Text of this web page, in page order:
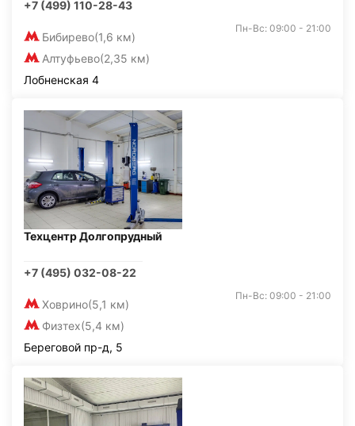
+7 (499) 110-28-43
Бибирево(1,6 км)
Алтуфьево(2,35 км)
Пн-Вс: 09:00 - 21:00
Лобненская 4
Техцентр Долгопрудный
+7 (495) 032-08-22
Ховрино(5,1 км)
Физтех(5,4 км)
Пн-Вс: 09:00 - 21:00
Береговой пр-д, 5